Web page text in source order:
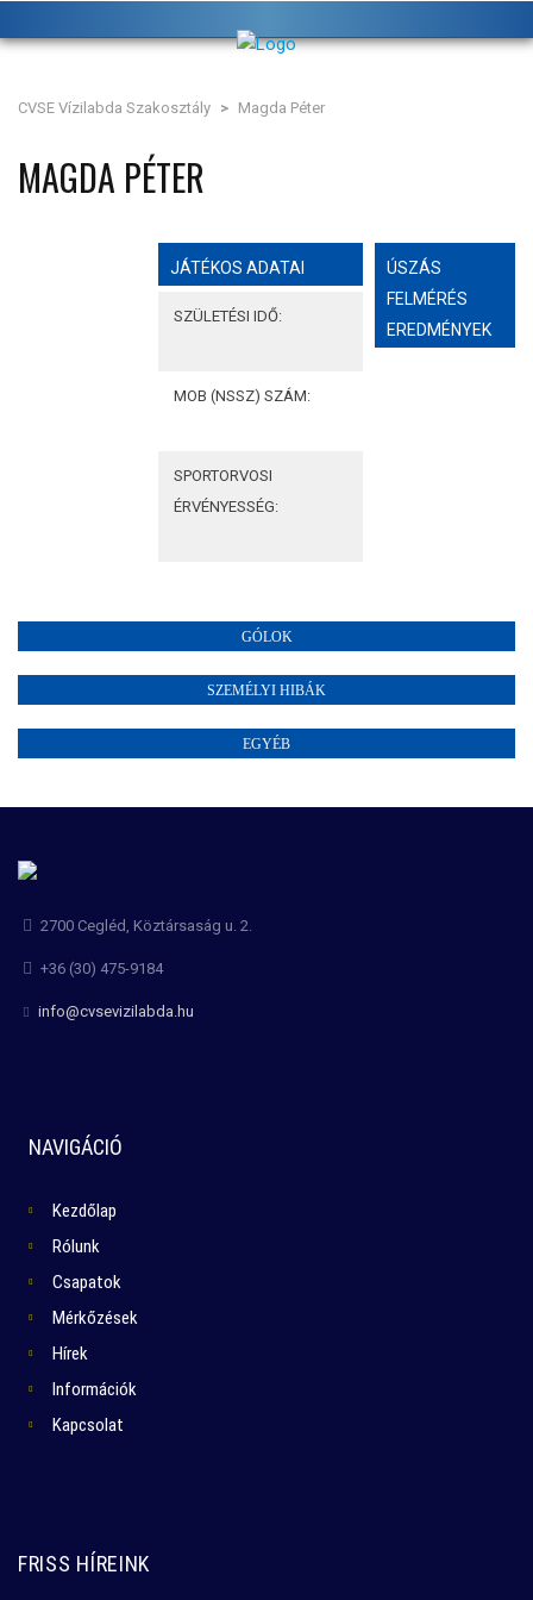
CVSE Vízilabda Szakosztály > Magda Péter
MAGDA PÉTER
JÁTÉKOS ADATAI
SZÜLETÉSI IDŐ:
MOB (NSSZ) SZÁM:
SPORTORVOSI
ÉRVÉNYESSÉG:
ÚSZÁS
FELMÉRÉS
EREDMÉNYEK
GÓLOK
SZEMÉLYI HIBÁK
EGYÉB
2700 Cegléd, Köztársaság u. 2.
+36 (30) 475-9184
info@cvsevizilabda.hu
NAVIGÁCIÓ
Kezdőlap
Rólunk
Csapatok
Mérkőzések
Hírek
Információk
Kapcsolat
FRISS HÍREINK